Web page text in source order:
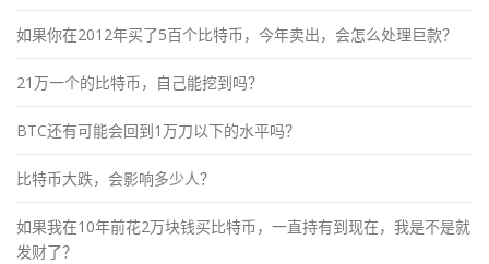
如果你在2012年买了5百个比特币，今年卖出，会怎么处理巨款？
21万一个的比特币，自己能挖到吗？
BTC还有可能会回到1万刀以下的水平吗？
比特币大跌，会影响多少人？
如果我在10年前花2万块钱买比特币，一直持有到现在，我是不是就
发财了？